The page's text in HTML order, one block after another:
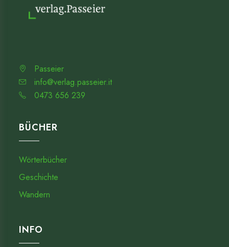
Passeier
info@verlag.passeier.it
0473 656 239
BÜCHER
Wörterbücher
Geschichte
Wandern
INFO